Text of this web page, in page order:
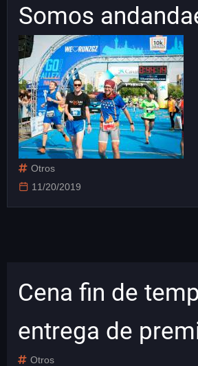
Somos
Otros
11/20/2019
Cena fin de
entrega de
Otros